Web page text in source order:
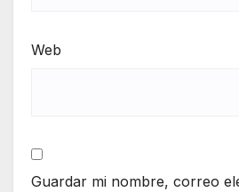
Web
Guardar mi nombre, correo